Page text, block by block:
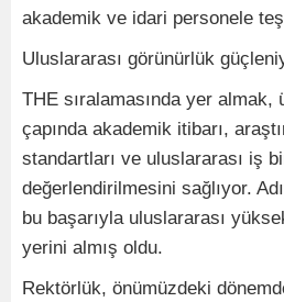
akademik ve idari personele
Uluslararası görünürlük
THE sıralamasında yer
çapında akademik itibarı,
standartları ve uluslararası iş
değerlendirilmesini sağlıyor.
bu başarıyla uluslararası
yerini almış oldu.
Rektörlük, önümüzdeki